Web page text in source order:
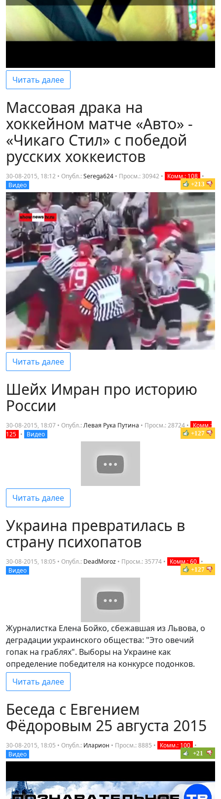
Читать далее
Массовая драка на
хоккейном матче «Авто» -
«Чикаго Стил» с победой
русских хоккеистов
30-08-2015, 18:12 • Опубл.:Serega624 • Просм.: 30942 • Комм.: 108 •
Видео
+213
Читать далее
Шейх Имран про историю
России
30-08-2015, 18:07 • Опубл.:Левая Рука Путина • Просм.: 28724 • Комм.:
125 • Видео +127
Читать далее
Украина превратилась в
страну психопатов
30-08-2015, 18:05 • Опубл.: DeadMoroz • Просм.: 35774 • Комм.: 60 •
Видео
+127
Журналистка Елена Бойко, сбежавшая из Львова, о
деградации украинского общества: "Это овечий
гопак на граблях". Выборы на Украине как
определение победителя на конкурсе подонков.
Читать далее
Беседа с Евгением
Фёдоровым 25 августа 2015
30-08-2015, 18:05 • Опубл.: Иларион • Просм.: 8885 • Комм.: 100 •
Видео
+21